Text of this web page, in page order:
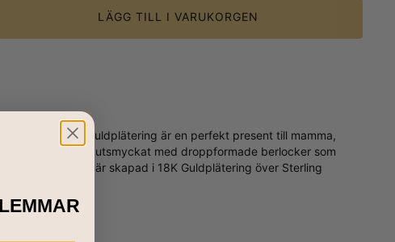
LÄGG TILL I VARUKORGEN
en droppe i guldplätering är en perfekt present till mamma,
smycket är utsmyckat med droppformade berlocker som
typsnitt. Den är skapad i 18K Guldplätering över Sterling